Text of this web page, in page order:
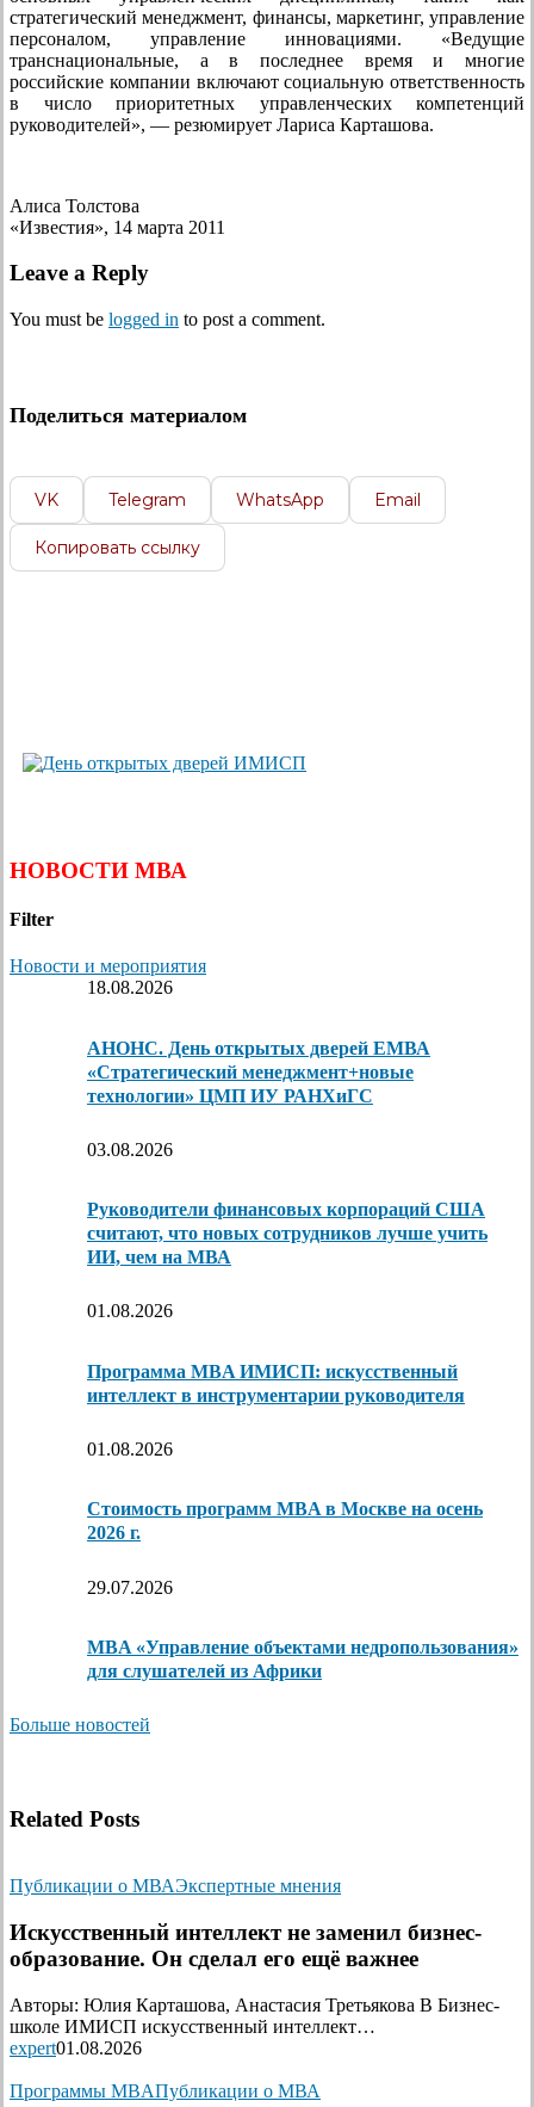
стратегический менеджмент, финансы, маркетинг, управление
персоналом, управление инновациями. «Ведущие
транснациональные, а в последнее время и многие
российские компании включают социальную ответственность
в число приоритетных управленческих компетенций
руководителей», — резюмирует Лариса Карташова.
Алиса Толстова
«Известия», 14 марта 2011
Leave a Reply
You must be logged in to post a comment.
Поделиться материалом
VK Telegram WhatsApp Email
Копировать ссылку
НОВОСТИ МВА
Filter
Новости и мероприятия
18.08.2026
АНОНС. День открытых дверей ЕМВА
«Стратегический менеджмент+новые
технологии» ЦМП ИУ РАНХиГС
03.08.2026
Руководители финансовых корпораций США
считают, что новых сотрудников лучше учить
ИИ, чем на МВА
01.08.2026
Программа MBA ИМИСП: искусственный
интеллект в инструментарии руководителя
01.08.2026
Стоимость программ MBA в Москве на осень
2026 г.
29.07.2026
MBA «Управление объектами недропользования»
для слушателей из Африки
Больше новостей
Related Posts
Публикации о МВАЭкспертные мнения
Искусственный интеллект не заменил бизнес-
образование. Он сделал его ещё важнее
Авторы: Юлия Карташова, Анастасия Третьякова В Бизнес-
школе ИМИСП искусственный интеллект…
expert01.08.2026
Программы MBAПубликации о МВА